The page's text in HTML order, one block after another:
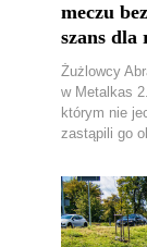
meczu
szans dla
Żużlowcy
w Metalkas
którym nie
zastąpili go